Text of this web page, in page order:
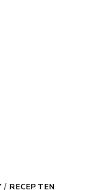
/ RECEPTEN